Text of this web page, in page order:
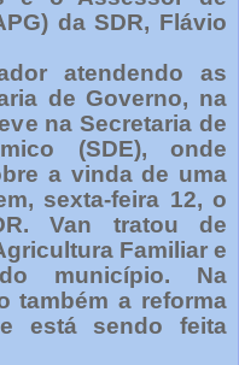
da SDR, Flávio
atendendo as
de Governo, na
na Secretaria de
(SDE), onde
a vinda de uma
sexta-feira 12, o
Van tratou de
Familiar e
município. Na
também a reforma
está sendo feita